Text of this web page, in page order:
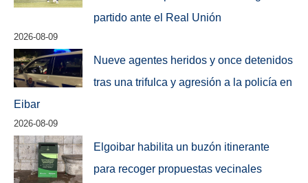
partido ante el Real Unión
2026-08-09
Nueve agentes heridos y once detenidos
tras una trifulca y agresión a la policía en
Eibar
2026-08-09
Elgoibar habilita un buzón itinerante
para recoger propuestas vecinales